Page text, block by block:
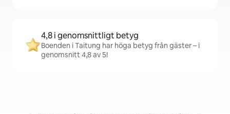
4,8 i genomsnittligt betyg
Boenden i Taitung har höga betyg från gäster – i
genomsnitt 4,8 av 5!